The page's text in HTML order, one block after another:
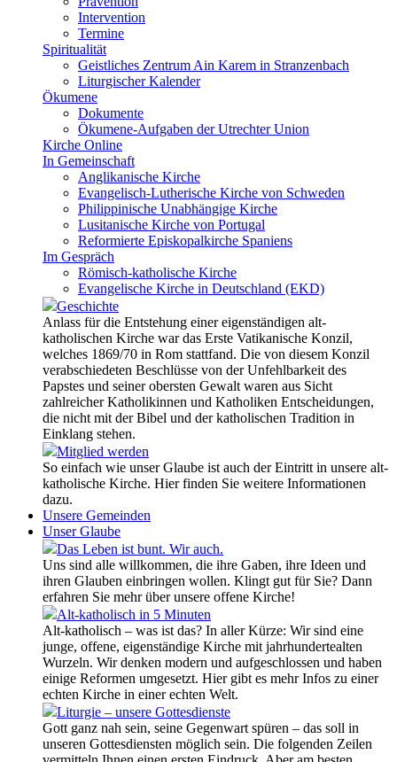
Intervention
Termine
Spiritualität
Geistliches Zentrum Ain Karem in Stranzenbach
Liturgischer Kalender
Ökumene
Dokumente
Ökumene-Aufgaben der Utrechter Union
Kirche Online
In Gemeinschaft
Anglikanische Kirche
Evangelisch-Lutherische Kirche von Schweden
Philippinische Unabhängige Kirche
Lusitanische Kirche von Portugal
Reformierte Episkopalkirche Spaniens
Im Gespräch
Römisch-katholische Kirche
Evangelische Kirche in Deutschland (EKD)
Geschichte
Anlass für die Entstehung einer eigenständigen alt-
katholischen Kirche war das Erste Vatikanische Konzil,
welches 1869/70 in Rom stattfand. Die von diesem Konzil
verabschiedeten Beschlüsse von der Unfehlbarkeit des
Papstes und seiner obersten Gewalt waren aus Sicht
zahlreicher Katholikinnen und Katholiken Entscheidungen,
die nicht mit der Bibel und der katholischen Tradition in
Einklang stehen.
Mitglied werden
So einfach wie unser Glaube ist auch der Eintritt in unsere alt-
katholische Kirche. Hier finden Sie weitere Informationen
dazu.
Unsere Gemeinden
Unser Glaube
Das Leben ist bunt. Wir auch.
Uns sind alle willkommen, die ihre Gaben, ihre Ideen und
ihren Glauben einbringen wollen. Klingt gut für Sie? Dann
erfahren Sie mehr über unsere offene Kirche!
Alt-katholisch in 5 Minuten
Alt-katholisch – was ist das? In aller Kürze: Wir sind eine
junge, offene, eigenständige Kirche mit jahrhundertealten
Wurzeln. Wir denken modern und aufgeschlossen und haben
einige Reformen umgesetzt. Hier gibt es mehr Infos zu einer
echten Kirche in einer echten Welt.
Liturgie – unsere Gottesdienste
Gott ganz nah sein, seine Gegenwart spüren – das soll in
unseren Gottesdiensten möglich sein. Die folgenden Zeilen